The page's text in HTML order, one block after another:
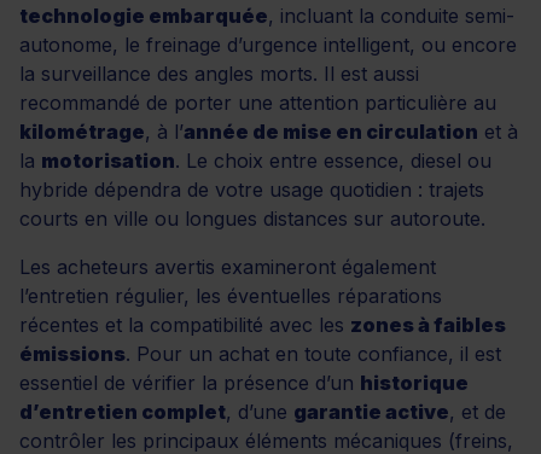
technologie embarquée, incluant la conduite semi-
autonome, le freinage d’urgence intelligent, ou encore
la surveillance des angles morts. Il est aussi
recommandé de porter une attention particulière au
kilométrage, à l’année de mise en circulation et à
la motorisation. Le choix entre essence, diesel ou
hybride dépendra de votre usage quotidien : trajets
courts en ville ou longues distances sur autoroute.
Les acheteurs avertis examineront également
l’entretien régulier, les éventuelles réparations
récentes et la compatibilité avec les zones à faibles
émissions. Pour un achat en toute confiance, il est
essentiel de vérifier la présence d’un historique
d’entretien complet, d’une garantie active, et de
contrôler les principaux éléments mécaniques (freins,